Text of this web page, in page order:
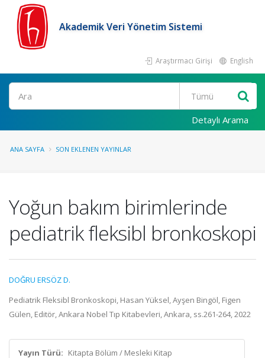
Akademik Veri Yönetim Sistemi
Araştırmacı Girişi English
Ara
Detaylı Arama
ANA SAYFA SON EKLENEN YAYINLAR
Yoğun bakım birimlerinde
pediatrik fleksibl bronkoskopi
DOĞRU ERSÖZ D.
Pediatrik Fleksibl Bronkoskopi, Hasan Yüksel, Ayşen Bingöl, Figen
Gülen, Editör, Ankara Nobel Tıp Kitabevleri, Ankara, ss.261-264, 2022
Yayın Türü: Kitapta Bölüm / Mesleki Kitap